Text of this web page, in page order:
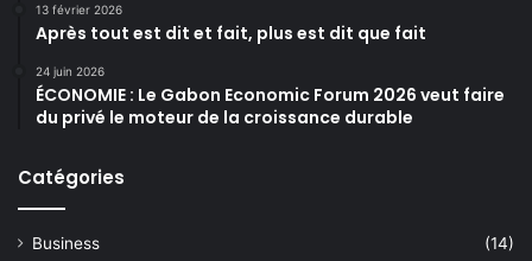
13 février 2026
Après tout est dit et fait, plus est dit que fait
24 juin 2026
ÉCONOMIE : Le Gabon Economic Forum 2026 veut faire
du privé le moteur de la croissance durable
Catégories
Business
(14)